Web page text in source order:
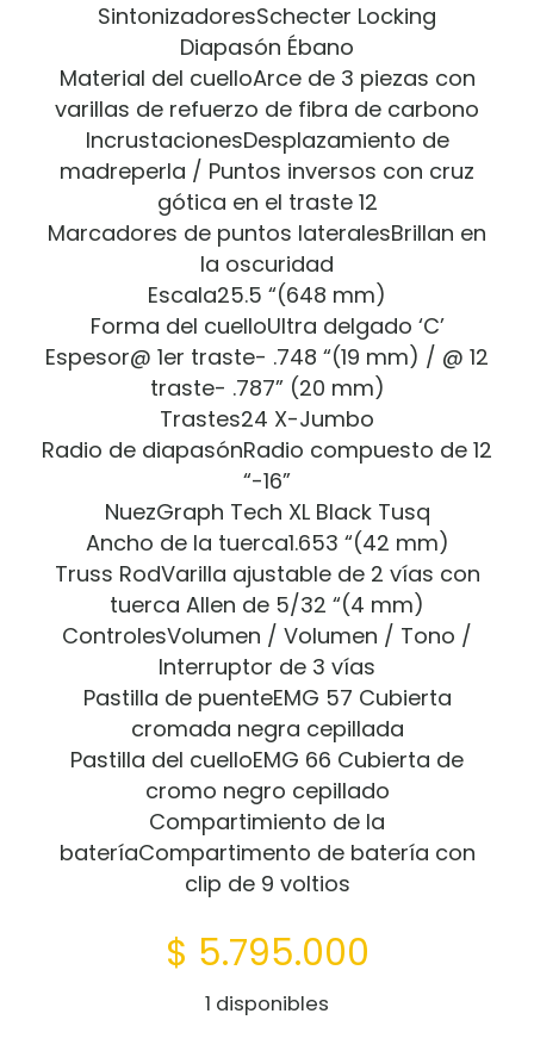
SintonizadoresSchecter Locking
Diapasón Ébano
Material del cuelloArce de 3 piezas con
varillas de refuerzo de fibra de carbono
IncrustacionesDesplazamiento de
madreperla / Puntos inversos con cruz
gótica en el traste 12
Marcadores de puntos lateralesBrillan en
la oscuridad
Escala25.5 “(648 mm)
Forma del cuelloUltra delgado ‘C’
Espesor@ 1er traste- .748 “(19 mm) / @ 12
traste- .787” (20 mm)
Trastes24 X-Jumbo
Radio de diapasónRadio compuesto de 12
“-16”
NuezGraph Tech XL Black Tusq
Ancho de la tuerca1.653 “(42 mm)
Truss RodVarilla ajustable de 2 vías con
tuerca Allen de 5/32 “(4 mm)
ControlesVolumen / Volumen / Tono /
Interruptor de 3 vías
Pastilla de puenteEMG 57 Cubierta
cromada negra cepillada
Pastilla del cuelloEMG 66 Cubierta de
cromo negro cepillado
Compartimiento de la
bateríaCompartimento de batería con
clip de 9 voltios
$ 5.795.000
1 disponibles